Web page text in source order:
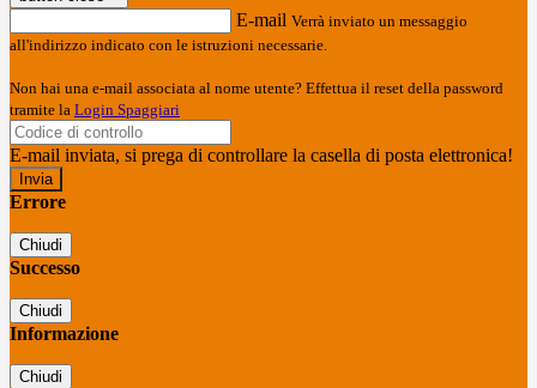
E-mail Verrà inviato un messaggio
all'indirizzo indicato con le istruzioni necessarie.
Non hai una e-mail associata al nome utente? Effettua il reset della password
tramite la Login Spaggiari
E-mail inviata, si prega di controllare la casella di posta elettronica!
Errore
Chiudi
Successo
Chiudi
Informazione
Chiudi